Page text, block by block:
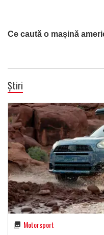
Ce caută o mașină
Știri
Motorsport